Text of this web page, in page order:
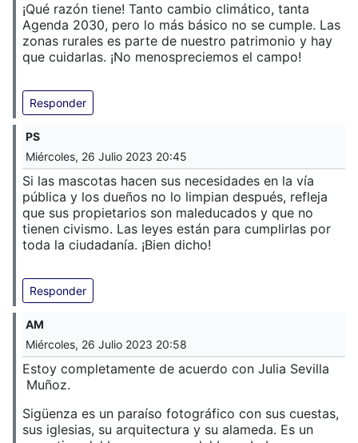
¡Qué razón tiene! Tanto cambio climático, tanta
Agenda 2030, pero lo más básico no se cumple. Las
zonas rurales es parte de nuestro patrimonio y hay
que cuidarlas. ¡No menospreciemos el campo!
Responder
PS
Miércoles, 26 Julio 2023 20:45
Si las mascotas hacen sus necesidades en la vía
pública y los dueños no lo limpian después, refleja
que sus propietarios son maleducados y que no
tienen civismo. Las leyes están para cumplirlas por
toda la ciudadanía. ¡Bien dicho!
Responder
AM
Miércoles, 26 Julio 2023 20:58
Estoy completamente de acuerdo con Julia Sevilla
Muñoz.
Sigüenza es un paraíso fotográfico con sus cuestas,
sus iglesias, su arquitectura y su alameda. Es un